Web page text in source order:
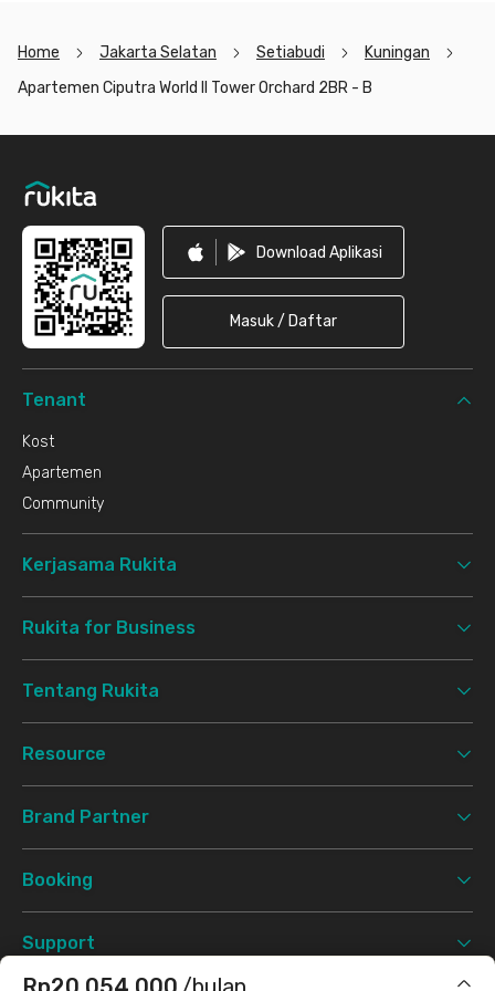
Home Jakarta Selatan Setiabudi
Kuningan
Apartemen Ciputra World II Tower Orchard 2BR - B
Download Aplikasi
Masuk / Daftar
Tenant
Kost
Apartemen
Community
Kerjasama Rukita
Rukita for Business
Tentang Rukita
Resource
Brand Partner
Booking
Support